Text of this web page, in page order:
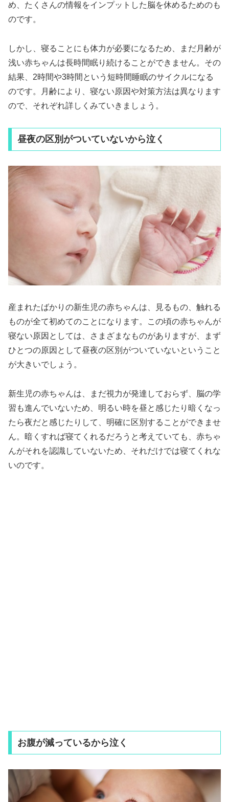
め、たくさんの情報をインプットした脳を休めるためのも
のです。
しかし、寝ることにも体力が必要になるため、まだ月齢が
浅い赤ちゃんは長時間眠り続けることができません。その
結果、2時間や3時間という短時間睡眠のサイクルになる
のです。月齢により、寝ない原因や対策方法は異なります
ので、それぞれ詳しくみていきましょう。
昼夜の区別がついていないから泣く
産まれたばかりの新生児の赤ちゃんは、見るもの、触れる
ものが全て初めてのことになります。この頃の赤ちゃんが
寝ない原因としては、さまざまなものがありますが、まず
ひとつの原因として昼夜の区別がついていないということ
が大きいでしょう。
新生児の赤ちゃんは、まだ視力が発達しておらず、脳の学
習も進んでいないため、明るい時を昼と感じたり暗くなっ
たら夜だと感じたりして、明確に区別することができませ
ん。暗くすれば寝てくれるだろうと考えていても、赤ちゃ
んがそれを認識していないため、それだけでは寝てくれな
いのです。
お腹が減っているから泣く